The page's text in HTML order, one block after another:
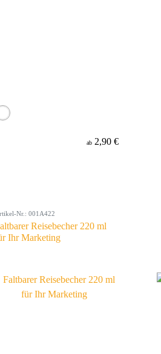
ab 2,90 €
Nr.: 001A422
Reisebecher 220 ml
Ihr Marketing